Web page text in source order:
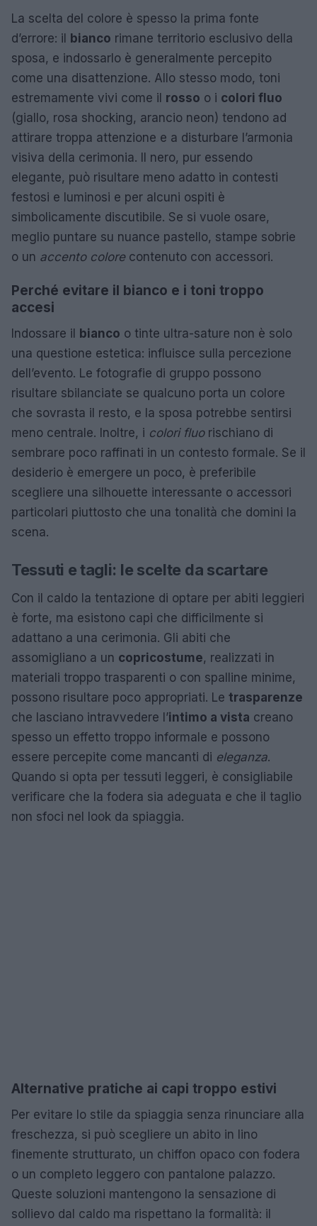
La scelta del colore è spesso la prima fonte
d’errore: il bianco rimane territorio esclusivo della
sposa, e indossarlo è generalmente percepito
come una disattenzione. Allo stesso modo, toni
estremamente vivi come il rosso o i colori fluo
(giallo, rosa shocking, arancio neon) tendono ad
attirare troppa attenzione e a disturbare l’armonia
visiva della cerimonia. Il nero, pur essendo
elegante, può risultare meno adatto in contesti
festosi e luminosi e per alcuni ospiti è
simbolicamente discutibile. Se si vuole osare,
meglio puntare su nuance pastello, stampe sobrie
o un accento colorecontenuto con accessori.
Perché evitare il bianco e i toni troppo
accesi
Indossare il bianco o tinte ultra-sature non è solo
una questione estetica: influisce sulla percezione
dell’evento. Le fotografie di gruppo possono
risultare sbilanciate se qualcuno porta un colore
che sovrasta il resto, e la sposa potrebbe sentirsi
meno centrale. Inoltre, i colori fluorischiano di
sembrare poco raffinati in un contesto formale. Se il
desiderio è emergere un poco, è preferibile
scegliere una silhouette interessante o accessori
particolari piuttosto che una tonalità che domini la
scena.
Tessuti e tagli: le scelte da scartare
Con il caldo la tentazione di optare per abiti leggieri
è forte, ma esistono capi che difficilmente si
adattano a una cerimonia. Gli abiti che
assomigliano a un copricostume, realizzati in
materiali troppo trasparenti o con spalline minime,
possono risultare poco appropriati. Le trasparenze
che lasciano intravvedere l’intimo a vista creano
spesso un effetto troppo informale e possono
essere percepite come mancanti di eleganza.
Quando si opta per tessuti leggeri, è consigliabile
verificare che la fodera sia adeguata e che il taglio
non sfoci nel look da spiaggia.
Alternative pratiche ai capi troppo estivi
Per evitare lo stile da spiaggia senza rinunciare alla
freschezza, si può scegliere un abito in lino
finemente strutturato, un chiffon opaco con fodera
o un completo leggero con pantalone palazzo.
Queste soluzioni mantengono la sensazione di
sollievo dal caldo ma rispettano la formalità: il